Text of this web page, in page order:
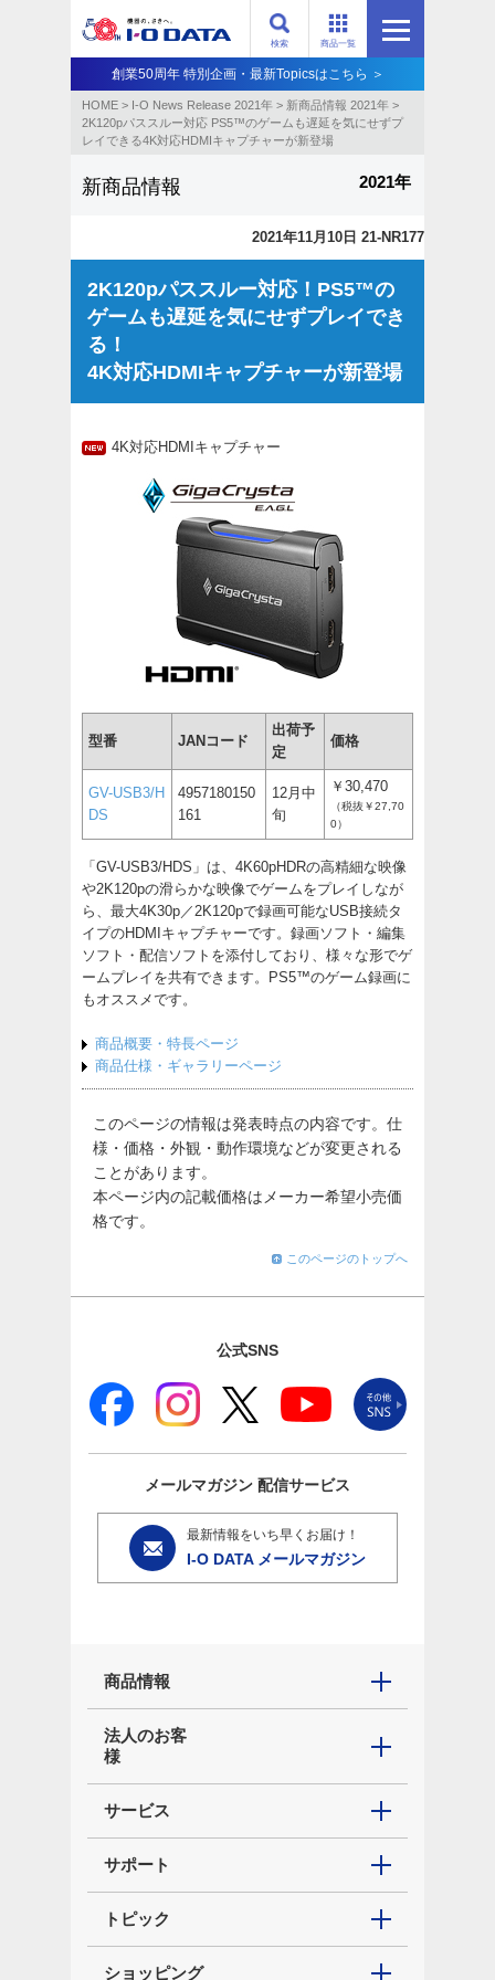
商品一覧
検索
創業50周年 特別企画・最新Topicsはこちら ＞
HOME > I-O News Release 2021年 > 新商品情報 2021年 >
2K120pパススルー対応 PS5™のゲームも遅延を気にせずプ
レイできる4K対応HDMIキャプチャーが新登場
新商品情報 2021年
2021年11月10日 21-NR177
2K120pパススルー対応！PS5™の
ゲームも遅延を気にせずプレイでき
る！
4K対応HDMIキャプチャーが新登場
4K対応HDMIキャプチャー
型番 JANコード
出荷予
定
価格
GV-USB3/H
DS
4957180150
161
12月中
旬
￥30,470
（税抜￥27,70
0）
「GV-USB3/HDS」は、4K60pHDRの高精細な映像
や2K120pの滑らかな映像でゲームをプレイしなが
ら、最大4K30p／2K120pで録画可能なUSB接続タ
イプのHDMIキャプチャーです。録画ソフト・編集
ソフト・配信ソフトを添付しており、様々な形でゲ
ームプレイを共有できます。PS5™のゲーム録画に
もオススメです。
商品概要・特長ページ
商品仕様・ギャラリーページ
このページの情報は発表時点の内容です。仕
様・価格・外観・動作環境などが変更される
ことがあります。
本ページ内の記載価格はメーカー希望小売価
格です。
このページのトップへ
公式SNS
メールマガジン 配信サービス
最新情報をいち早くお届け！
I-O DATA メールマガジン
商品情報
法人のお客
様
サービス
サポート
トピック
ショッピング